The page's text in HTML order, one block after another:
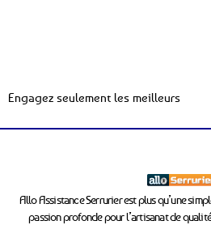
Engagez seulement les meilleurs
Allo Assistance Serrurier est plus qu’une
passion profonde pour l’artisanat de